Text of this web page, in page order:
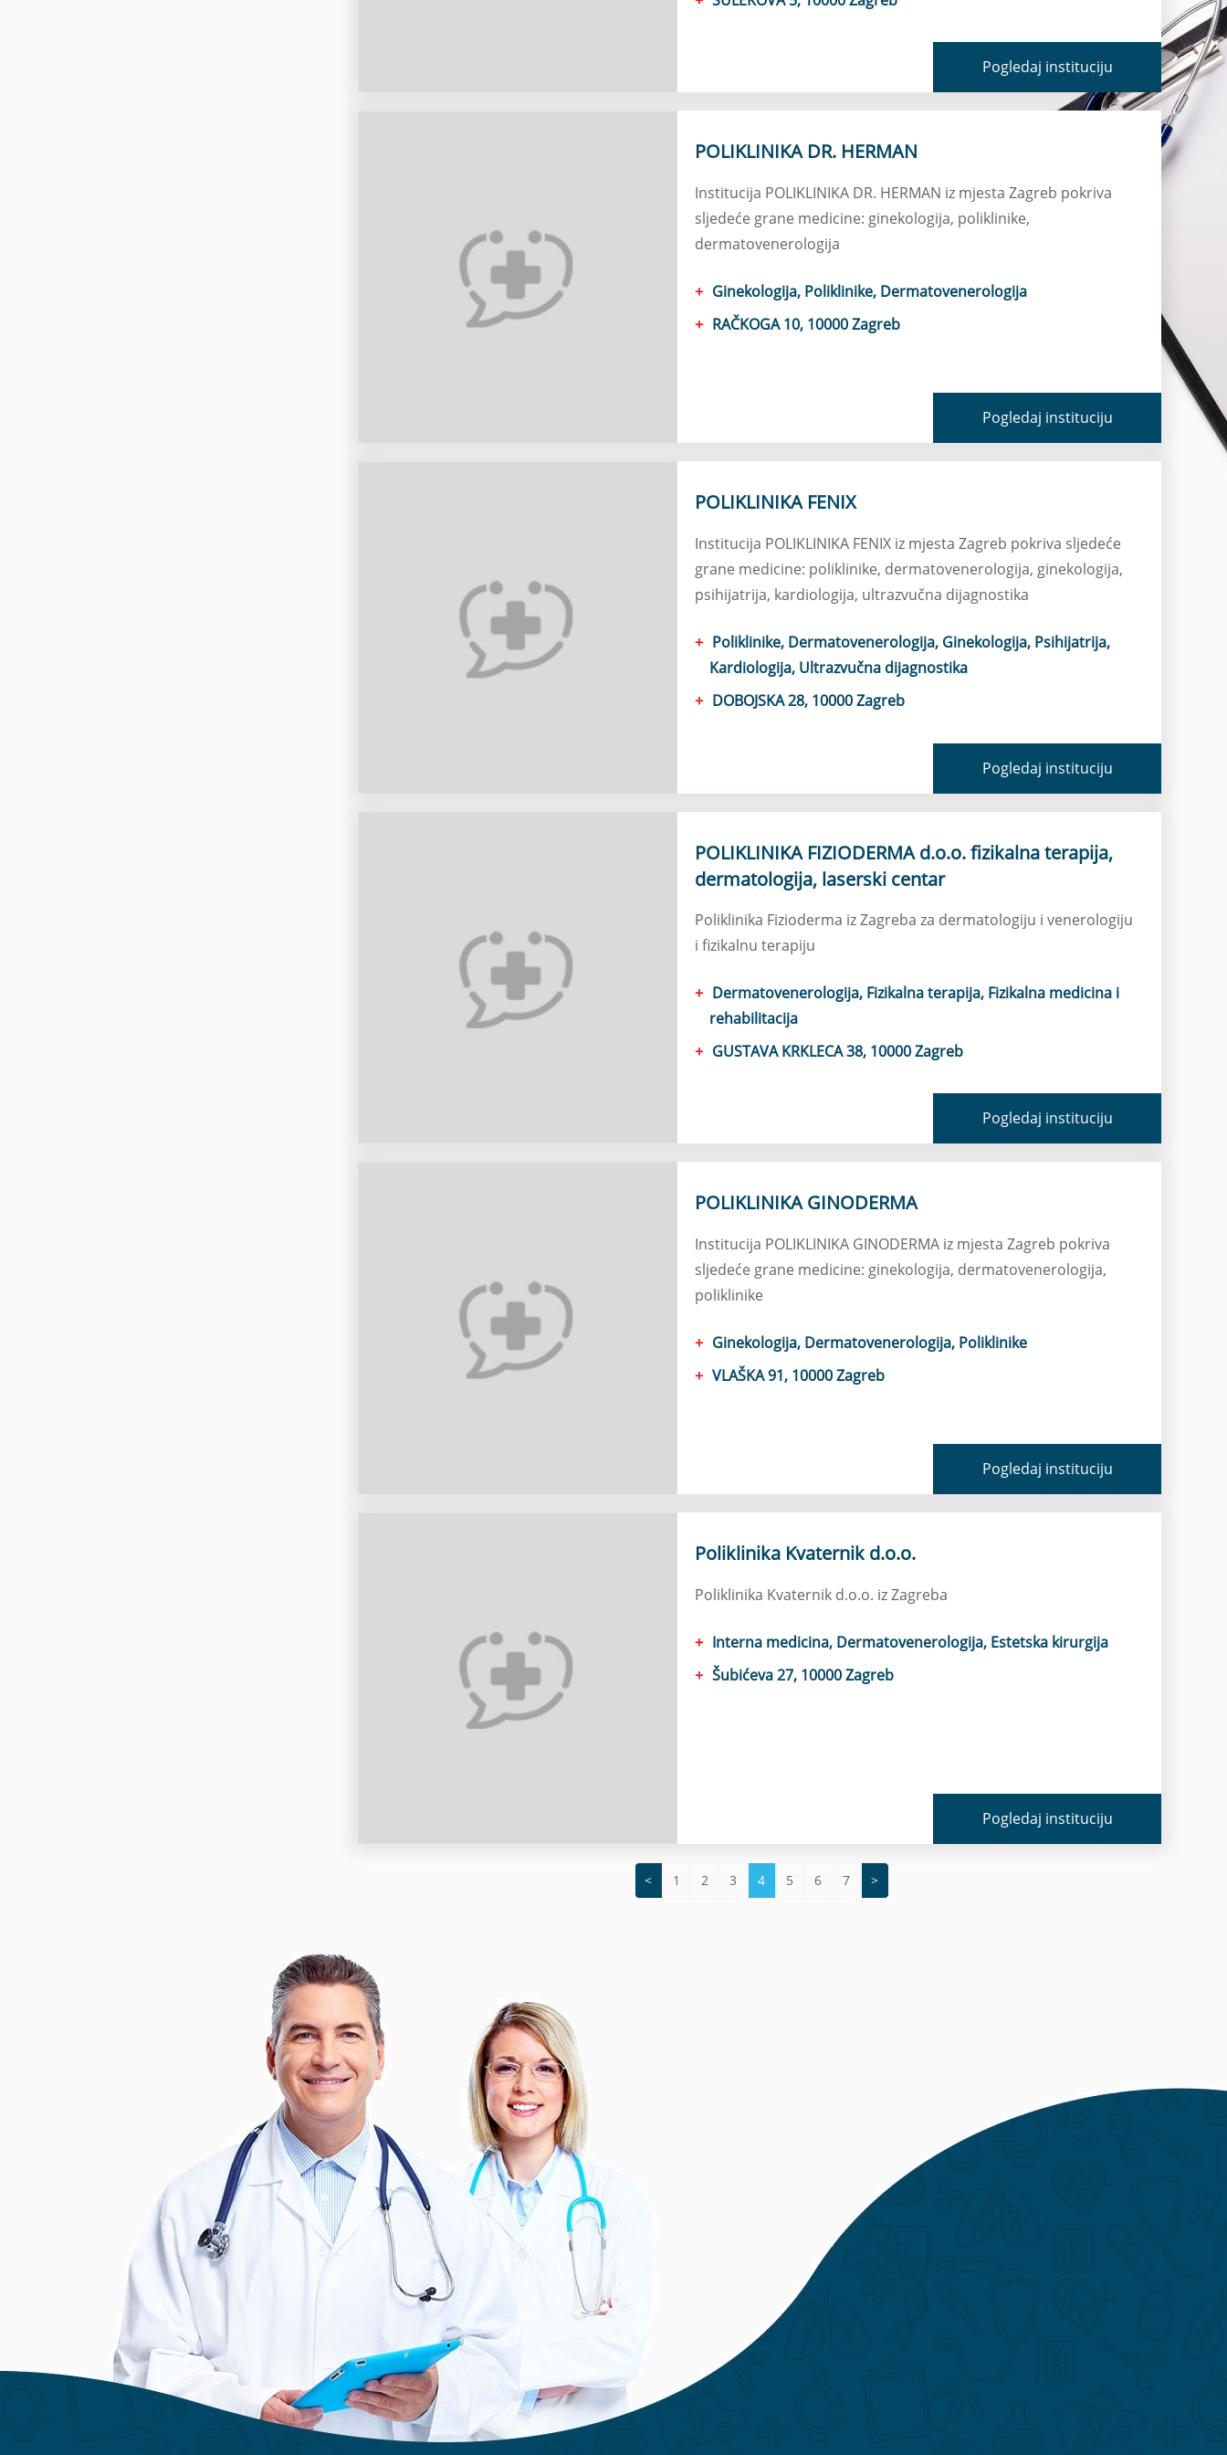
Pogledaj instituciju
POLIKLINIKA DR. HERMAN
Institucija POLIKLINIKA DR. HERMAN iz mjesta Zagreb pokriva
sljedeće grane medicine: ginekologija, poliklinike,
dermatovenerologija
Ginekologija, Poliklinike, Dermatovenerologija
RAČKOGA 10, 10000 Zagreb
Pogledaj instituciju
POLIKLINIKA FENIX
Institucija POLIKLINIKA FENIX iz mjesta Zagreb pokriva sljedeće
grane medicine: poliklinike, dermatovenerologija, ginekologija,
psihijatrija, kardiologija, ultrazvučna dijagnostika
Poliklinike, Dermatovenerologija, Ginekologija, Psihijatrija,
Kardiologija, Ultrazvučna dijagnostika
DOBOJSKA 28, 10000 Zagreb
Pogledaj instituciju
POLIKLINIKA FIZIODERMA d.o.o. fizikalna terapija,
dermatologija, laserski centar
Poliklinika Fizioderma iz Zagreba za dermatologiju i venerologiju
i fizikalnu terapiju
Dermatovenerologija, Fizikalna terapija, Fizikalna medicina i
rehabilitacija
GUSTAVA KRKLECA 38, 10000 Zagreb
Pogledaj instituciju
POLIKLINIKA GINODERMA
Institucija POLIKLINIKA GINODERMA iz mjesta Zagreb pokriva
sljedeće grane medicine: ginekologija, dermatovenerologija,
poliklinike
Ginekologija, Dermatovenerologija, Poliklinike
VLAŠKA 91, 10000 Zagreb
Pogledaj instituciju
Poliklinika Kvaternik d.o.o.
Poliklinika Kvaternik d.o.o. iz Zagreba
Interna medicina, Dermatovenerologija, Estetska kirurgija
Šubićeva 27, 10000 Zagreb
Pogledaj instituciju
< 1 2 3 4 5 6 7 >